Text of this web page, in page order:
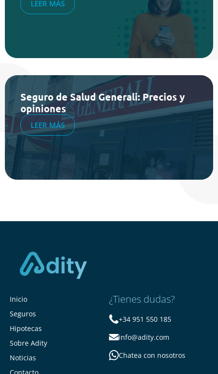
LEER MÁS
Seguro de Salud Generali: Precios y
opiniones
LEER MÁS
Inicio
Seguros
Hipotecas
Sobre Adity
Noticias
¿Tienes dudas?
+34 951 550 185
info@adity.com
Chatea con nosotros